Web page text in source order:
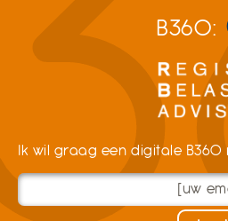
B360:
Ik wil graag een digitale